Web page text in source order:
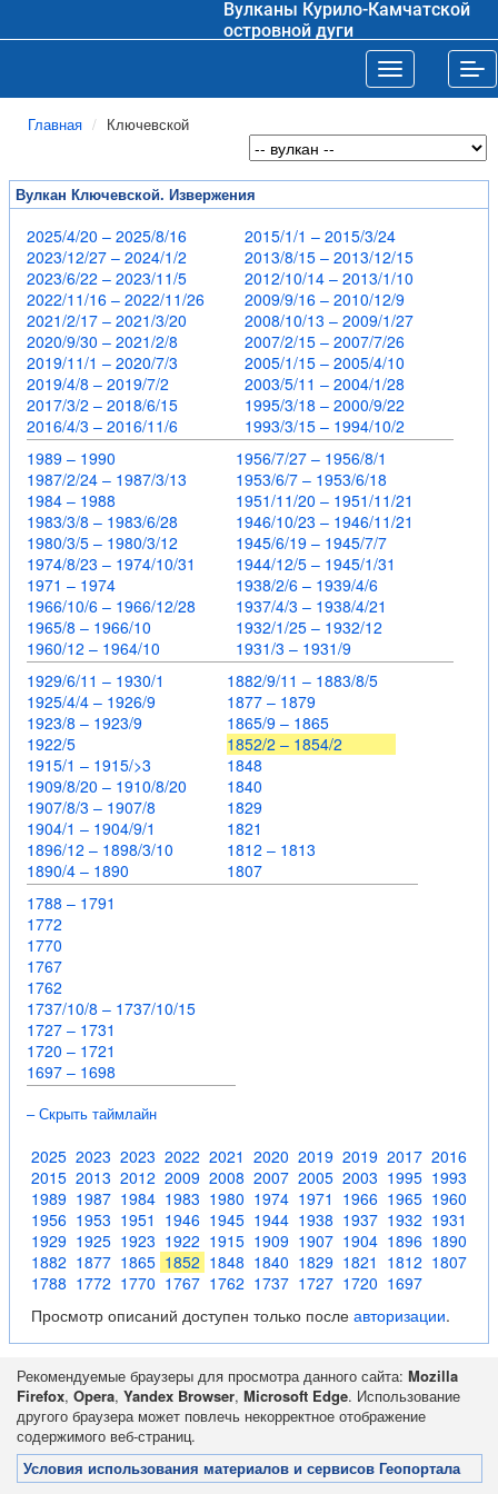
Вулканы Курило-Камчатской
островной дуги
Toggle
Главная Ключевской
Вулкан Ключевской. Извержения
2025/4/20 – 2025/8/16
2023/12/27 – 2024/1/2
2023/6/22 – 2023/11/5
2022/11/16 – 2022/11/26
2021/2/17 – 2021/3/20
2020/9/30 – 2021/2/8
2019/11/1 – 2020/7/3
2019/4/8 – 2019/7/2
2017/3/2 – 2018/6/15
2016/4/3 – 2016/11/6
2015/1/1 – 2015/3/24
2013/8/15 – 2013/12/15
2012/10/14 – 2013/1/10
2009/9/16 – 2010/12/9
2008/10/13 – 2009/1/27
2007/2/15 – 2007/7/26
2005/1/15 – 2005/4/10
2003/5/11 – 2004/1/28
1995/3/18 – 2000/9/22
1993/3/15 – 1994/10/2
1989 – 1990
1987/2/24 – 1987/3/13
1984 – 1988
1983/3/8 – 1983/6/28
1980/3/5 – 1980/3/12
1974/8/23 – 1974/10/31
1971 – 1974
1966/10/6 – 1966/12/28
1965/8 – 1966/10
1960/12 – 1964/10
1956/7/27 – 1956/8/1
1953/6/7 – 1953/6/18
1951/11/20 – 1951/11/21
1946/10/23 – 1946/11/21
1945/6/19 – 1945/7/7
1944/12/5 – 1945/1/31
1938/2/6 – 1939/4/6
1937/4/3 – 1938/4/21
1932/1/25 – 1932/12
1931/3 – 1931/9
1929/6/11 – 1930/1
1925/4/4 – 1926/9
1923/8 – 1923/9
1922/5
1915/1 – 1915/>3
1909/8/20 – 1910/8/20
1907/8/3 – 1907/8
1904/1 – 1904/9/1
1896/12 – 1898/3/10
1890/4 – 1890
1882/9/11 – 1883/8/5
1877 – 1879
1865/9 – 1865
1852/2 – 1854/2
1848
1840
1829
1821
1812 – 1813
1807
1788 – 1791
1772
1770
1767
1762
1737/10/8 – 1737/10/15
1727 – 1731
1720 – 1721
1697 – 1698
– Скрыть таймлайн
2025 2023 2023 2022 2021 2020 2019 2019 2017 2016
2015 2013 2012 2009 2008 2007 2005 2003 1995 1993
1989 1987 1984 1983 1980 1974 1971 1966 1965 1960
1956 1953 1951 1946 1945 1944 1938 1937 1932 1931
1929 1925 1923 1922 1915 1909 1907 1904 1896 1890
1882 1877 1865 1852 1848 1840 1829 1821 1812 1807
1788 1772 1770 1767 1762 1737 1727 1720 1697
Просмотр описаний доступен только после авторизации.
Рекомендуемые браузеры для просмотра данного сайта: Mozilla
Firefox, Opera, Yandex Browser, Microsoft Edge. Использование
другого браузера может повлечь некорректное отображение
содержимого веб-страниц.
Условия использования материалов и сервисов Геопортала